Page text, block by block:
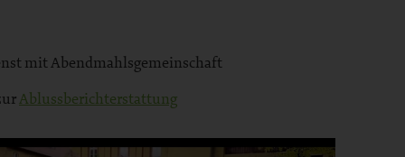
mit Abendmahlsgemeinschaft
Ablussberichterstattung